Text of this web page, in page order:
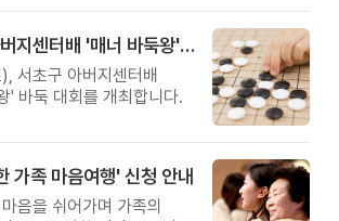
제3회 서초구 아버지센터배 '매너 바둑왕' 대회
서초구 아버지센터배
' 바둑 대회를 개최합니다.
가족 마음여행' 신청 안내
음을 쉬어가며 가족의